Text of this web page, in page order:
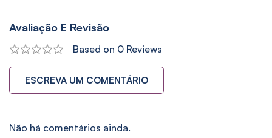
Avaliação E Revisão
Based on 0 Reviews
ESCREVA UM COMENTÁRIO
Não há comentários ainda.